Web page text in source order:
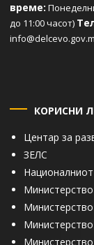
време:
до 11:00 часот)
КОРИСНИ
Центар за
ЗЕЛС